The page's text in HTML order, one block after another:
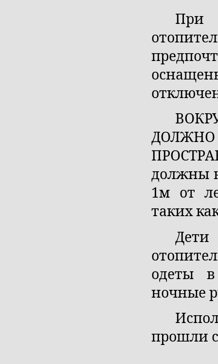
При
ДОЛЖНО
должны
1м от
таких
одеты
ночные
прошли